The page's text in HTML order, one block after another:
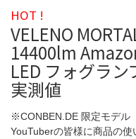
HOT !
VELENO
14400lm
LED フォグラ
実測値
※CONBEN.DE 限定モデル
YouTuberの皆様に商品の